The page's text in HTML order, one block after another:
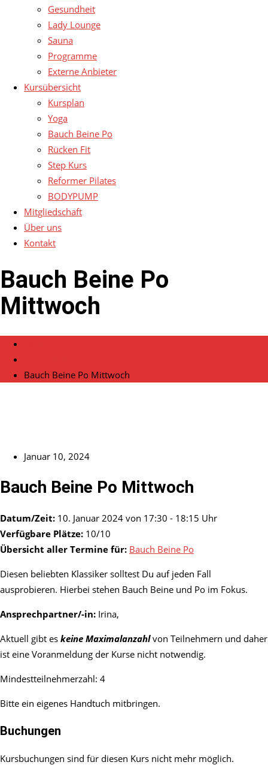
Gesundheit
Lady Lounge
Sauna
Programme
Externe Anbieter
Kursübersicht
Kursplan
Yoga
Bauch Beine Po
Rücken Fit
Step Kurs
Reformer Pilates
BODYPUMP
Mitgliedschaft
Über uns
Kontakt
Bauch Beine Po
Mittwoch
Bauch Beine Po Mittwoch
Januar 10, 2024
Bauch Beine Po Mittwoch
Datum/Zeit: 10. Januar 2024 von 17:30 - 18:15 Uhr
Verfügbare Plätze: 10/10
Übersicht aller Termine für: Bauch Beine Po
Diesen beliebten Klassiker solltest Du auf jeden Fall
ausprobieren. Hierbei stehen Bauch Beine und Po im Fokus.
Ansprechpartner/-in: Irina,
Aktuell gibt es keine Maximalanzahlvon Teilnehmern und daher
ist eine Voranmeldung der Kurse nicht notwendig.
Mindestteilnehmerzahl: 4
Bitte ein eigenes Handtuch mitbringen.
Buchungen
Kursbuchungen sind für diesen Kurs nicht mehr möglich.